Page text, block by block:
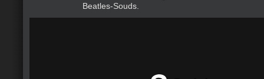
Beatles-Souds.